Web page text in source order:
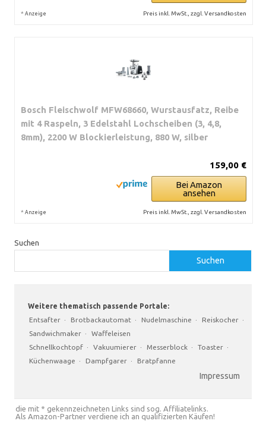
* Anzeige Preis inkl. MwSt., zzgl. Versandkosten
Bosch Fleischwolf MFW68660, Wurstausfatz, Reibe
mit 4 Raspeln, 3 Edelstahl Lochscheiben (3, 4,8,
8mm), 2200 W Blockierleistung, 880 W, silber
159,00 €
Bei Amazon
ansehen
* Anzeige Preis inkl. MwSt., zzgl. Versandkosten
Suchen
Suchen
Weitere thematisch passende Portale:
Entsafter · Brotbackautomat · Nudelmaschine · Reiskocher ·
Sandwichmaker ·
Waffeleisen
Schnellkochtopf · Vakuumierer · Messerblock · Toaster ·
Küchenwaage · Dampfgarer · Bratpfanne
Impressum
die mit * gekennzeichneten Links sind sog. Affiliatelinks.
Als Amazon-Partner verdiene ich an qualifizierten Käufen!